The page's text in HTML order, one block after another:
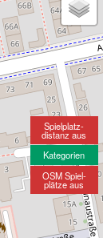
Spielplatz-
distanz aus
Kategorien
OSM Spiel-
plätze aus